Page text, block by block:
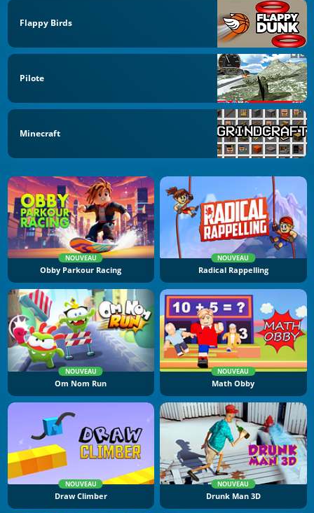
Flappy Birds
Pilote
Minecraft
NOUVEAU
Obby Parkour Racing
NOUVEAU
Radical Rappelling
NOUVEAU
Om Nom Run
NOUVEAU
Math Obby
NOUVEAU
Draw Climber
NOUVEAU
Drunk Man 3D